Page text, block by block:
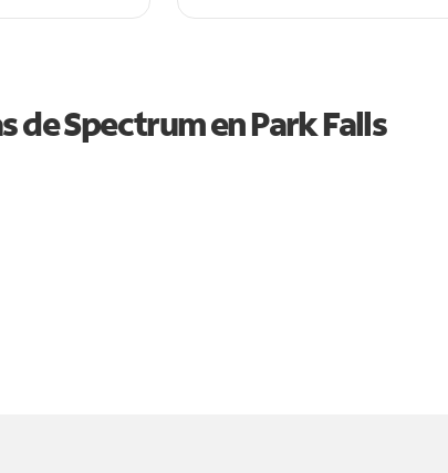
de Spectrum enPark Falls